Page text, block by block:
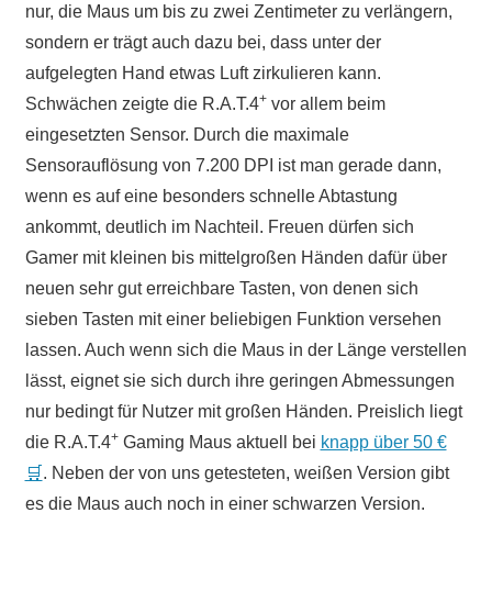
nur, die Maus um bis zu zwei Zentimeter zu verlängern,
sondern er trägt auch dazu bei, dass unter der
aufgelegten Hand etwas Luft zirkulieren kann.
Schwächen zeigte die R.A.T.4+vor allem beim
eingesetzten Sensor. Durch die maximale
Sensorauflösung von 7.200 DPI ist man gerade dann,
wenn es auf eine besonders schnelle Abtastung
ankommt, deutlich im Nachteil. Freuen dürfen sich
Gamer mit kleinen bis mittelgroßen Händen dafür über
neuen sehr gut erreichbare Tasten, von denen sich
sieben Tasten mit einer beliebigen Funktion versehen
lassen. Auch wenn sich die Maus in der Länge verstellen
lässt, eignet sie sich durch ihre geringen Abmessungen
nur bedingt für Nutzer mit großen Händen. Preislich liegt
die R.A.T.4+Gaming Maus aktuell bei knapp über 50 €
🛒 . Neben der von uns getesteten, weißen Version gibt
es die Maus auch noch in einer schwarzen Version.